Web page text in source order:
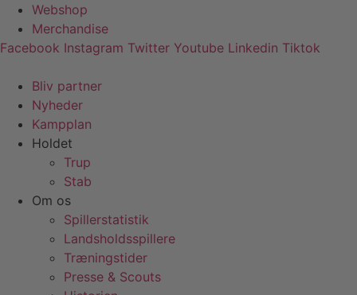
Videre
indhold
Webshop
Merchandise
Facebook Instagram Twitter Youtube Linkedin Tiktok
Bliv partner
Nyheder
Kampplan
Holdet
Trup
Stab
Om os
Spillerstatistik
Landsholdsspillere
Træningstider
Presse & Scouts